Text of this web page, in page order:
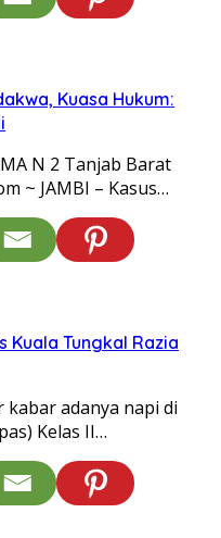
Kuasa Hukum:
N 2 Tanjab Barat
~ JAMBI – Kasus…
Kuala Tungkal Razia
kabar adanya napi di
Kelas II…